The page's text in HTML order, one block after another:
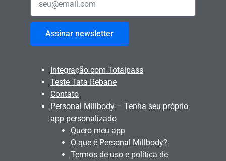
Assinar newsletter
Integração com Totalpass
Teste Tata Rebane
Contato
Personal Millbody – Tenha seu próprio
app personalizado
Quero meu app
O que é Personal Millbody?
Termos de uso e política de